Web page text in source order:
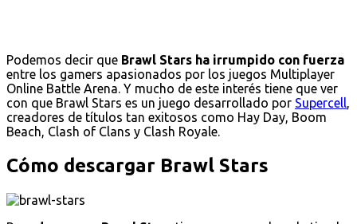
Podemos decir que Brawl Stars ha irrumpido con fuerza
entre los gamers apasionados por los juegos Multiplayer
Online Battle Arena. Y mucho de este interés tiene que ver
con que Brawl Stars es un juego desarrollado por Supercell,
creadores de títulos tan exitosos como Hay Day, Boom
Beach, Clash of Clans y Clash Royale.
Cómo descargar Brawl Stars